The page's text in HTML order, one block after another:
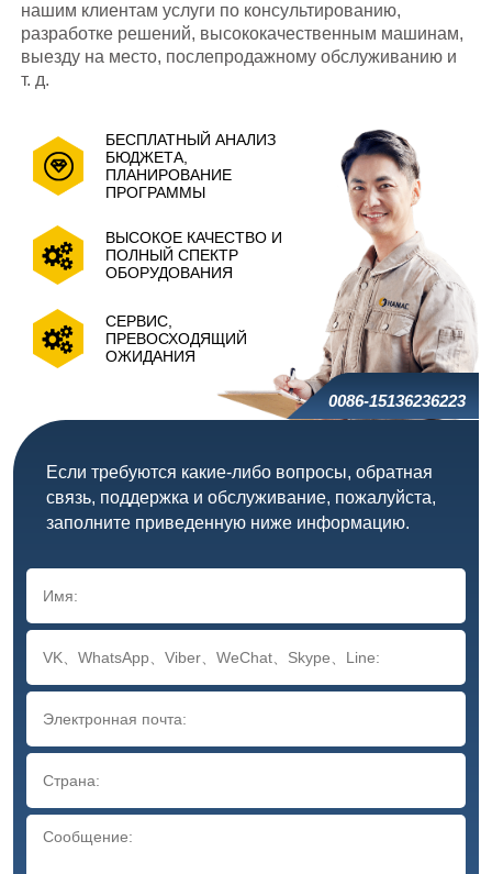
нашим клиентам услуги по консультированию,
разработке решений, высококачественным машинам,
выезду на место, послепродажному обслуживанию и
т. д.
БЕСПЛАТНЫЙ АНАЛИЗ
БЮДЖЕТА,
ПЛАНИРОВАНИЕ
ПРОГРАММЫ
ВЫСОКОЕ КАЧЕСТВО И
ПОЛНЫЙ СПЕКТР
ОБОРУДОВАНИЯ
СЕРВИС,
ПРЕВОСХОДЯЩИЙ
ОЖИДАНИЯ
0086-15136236223
Если требуются какие-либо вопросы, обратная
связь, поддержка и обслуживание, пожалуйста,
заполните приведенную ниже информацию.